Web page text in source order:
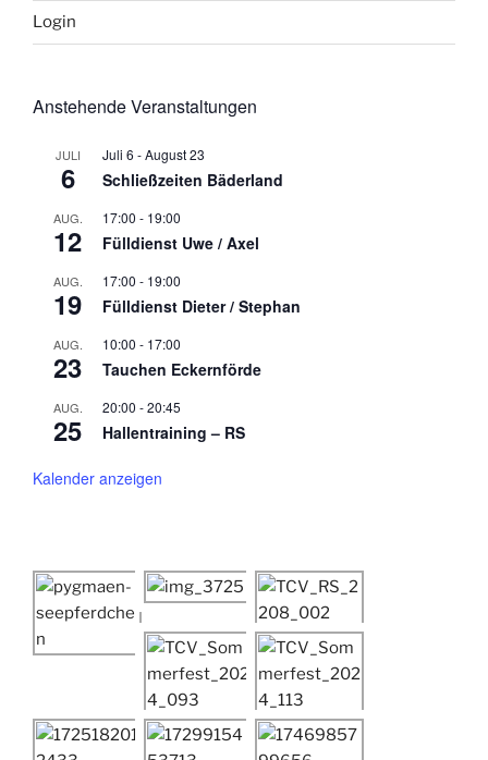
Login
Anstehende Veranstaltungen
JULI
6
Juli 6 -August 23
Schließzeiten Bäderland
AUG.
12
17:00 - 19:00
Fülldienst Uwe / Axel
AUG.
19
17:00 - 19:00
Fülldienst Dieter / Stephan
AUG.
23
10:00 - 17:00
Tauchen Eckernförde
AUG.
25
20:00 -20:45
Hallentraining – RS
Kalender anzeigen